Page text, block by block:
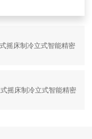
摇床制冷立式智能精密
摇床制冷立式智能精密